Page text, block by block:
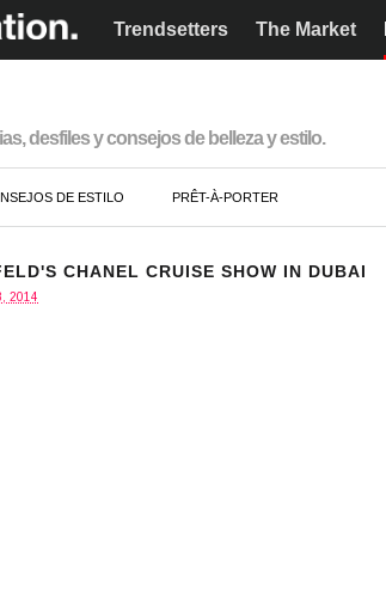
Trendsetters The Market
desfiles y consejos de belleza y estilo.
DE ESTILO PRÊT-À-PORTER
CHANEL CRUISE SHOW IN DUBAI
2014